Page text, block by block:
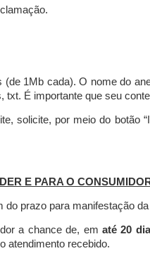
1Mb cada). O nome do
É importante que seu
solicite, por meio do botão
E PARA O
prazo para manifestação
a chance de, em até 20
atendimento recebido.